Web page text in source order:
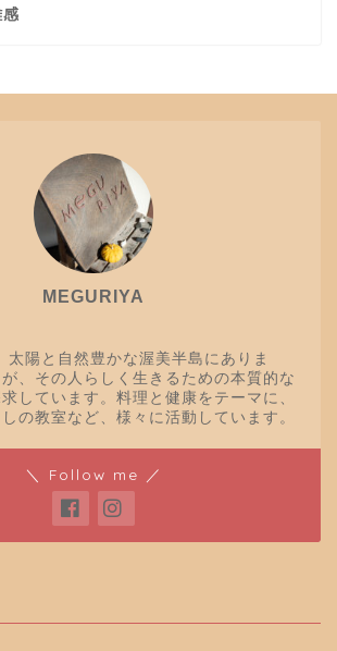
感
MEGURIYA
太陽と自然豊かな渥美半島にありま
、その人らしく生きるための本質的な
しています。料理と健康をテーマに、
の教室など、様々に活動しています。
＼ Follow me ／